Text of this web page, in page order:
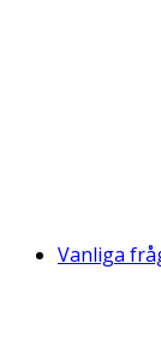
Vanliga